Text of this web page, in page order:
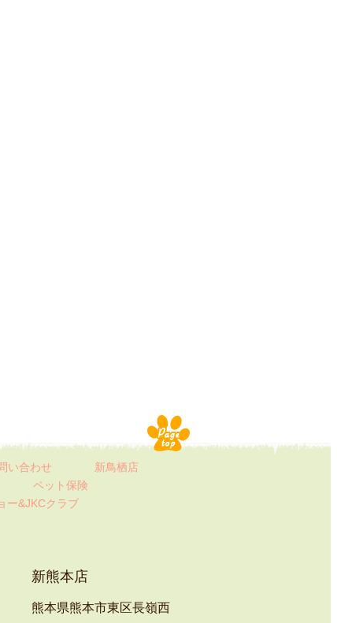
い合わせ
新鳥栖店
ペット保険
ー&JKCクラブ
新熊本店
熊本県熊本市東区長嶺西